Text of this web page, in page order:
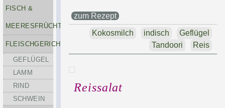
FISCH &
MEERESFRÜCHTE
FLEISCHGERICHTE
GEFLÜGEL
LAMM
RIND
SCHWEIN
zum Rezept
Geflügel
indisch
Kokosmilch
Reis
Tandoori
Reissalat